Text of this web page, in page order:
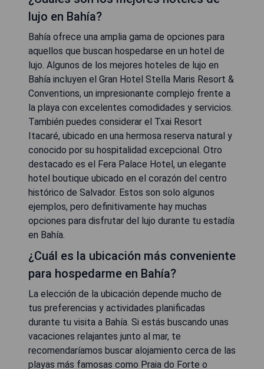
lujo en Bahía?
Bahía ofrece una amplia gama de opciones para
aquellos que buscan hospedarse en un hotel de
lujo. Algunos de los mejores hoteles de lujo en
Bahía incluyen el Gran Hotel Stella Maris Resort &
Conventions, un impresionante complejo frente a
la playa con excelentes comodidades y servicios.
También puedes considerar el Txai Resort
Itacaré, ubicado en una hermosa reserva natural y
conocido por su hospitalidad excepcional. Otro
destacado es el Fera Palace Hotel, un elegante
hotel boutique ubicado en el corazón del centro
histórico de Salvador. Estos son solo algunos
ejemplos, pero definitivamente hay muchas
opciones para disfrutar del lujo durante tu estadía
en Bahía.
¿Cuál es la ubicación más conveniente
para hospedarme en Bahía?
La elección de la ubicación depende mucho de
tus preferencias y actividades planificadas
durante tu visita a Bahía. Si estás buscando unas
vacaciones relajantes junto al mar, te
recomendaríamos buscar alojamiento cerca de las
playas más famosas como Praia do Forte o